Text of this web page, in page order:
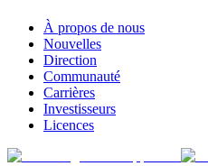
À propos de nous
Nouvelles
Direction
Communauté
Carrières
Investisseurs
Licences